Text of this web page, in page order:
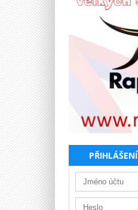
PŘIHLÁŠENÍ